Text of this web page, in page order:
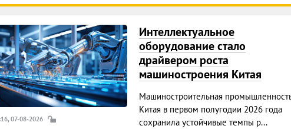
07-08-2026
Интеллектуальное
оборудование стало
драйвером роста
машиностроения Китая
Машиностроительная
Китая в первом полугодии 2026 года
сохранила устойчивые темпы р...